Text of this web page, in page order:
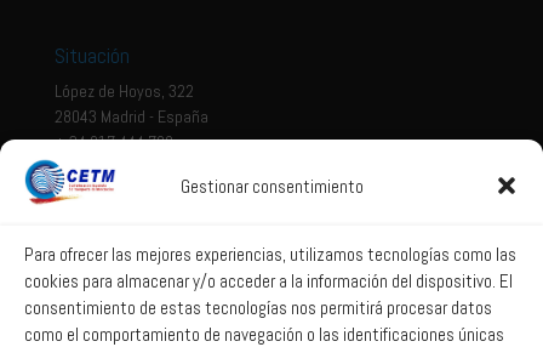
Gestionar consentimiento
Para ofrecer las mejores experiencias, utilizamos tecnologías como las
cookies para almacenar y/o acceder a la información del dispositivo. El
consentimiento de estas tecnologías nos permitirá procesar datos
como el comportamiento de navegación o las identificaciones únicas
Situación
López de Hoyos, 322
28043 Madrid - España
+ 34 917 444 700
Aviso legal
Política de privacidad
Política de Sistema Interno de Información